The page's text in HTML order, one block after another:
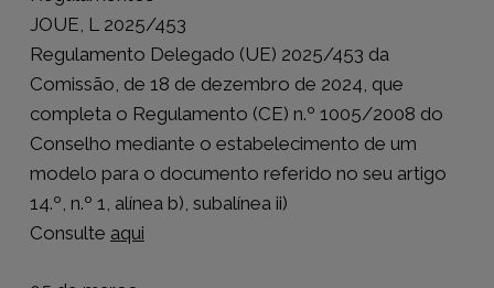
JOUE, L 2025/453
Regulamento Delegado (UE) 2025/453 da
Comissão, de 18 de dezembro de 2024, que
completa o Regulamento (CE) n.º 1005/2008 do
Conselho mediante o estabelecimento de um
modelo para o documento referido no seu artigo
14.º, n.º 1, alínea b), subalínea ii)
Consulte aqui